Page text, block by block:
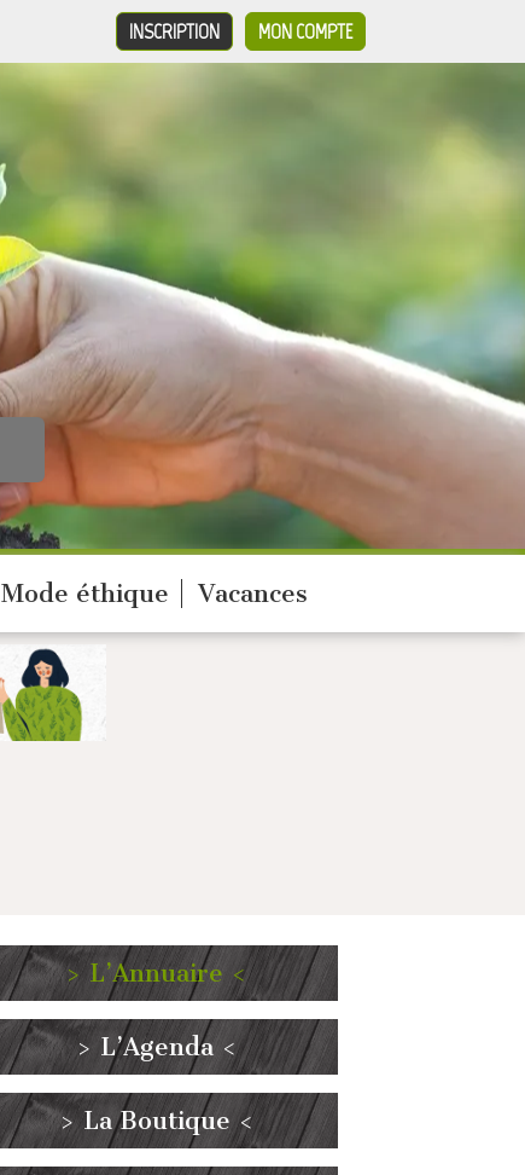
MON COMPTE
INSCRIPTION
Mode éthique Vacances
> L’Annuaire <
> L’Agenda <
> La Boutique <